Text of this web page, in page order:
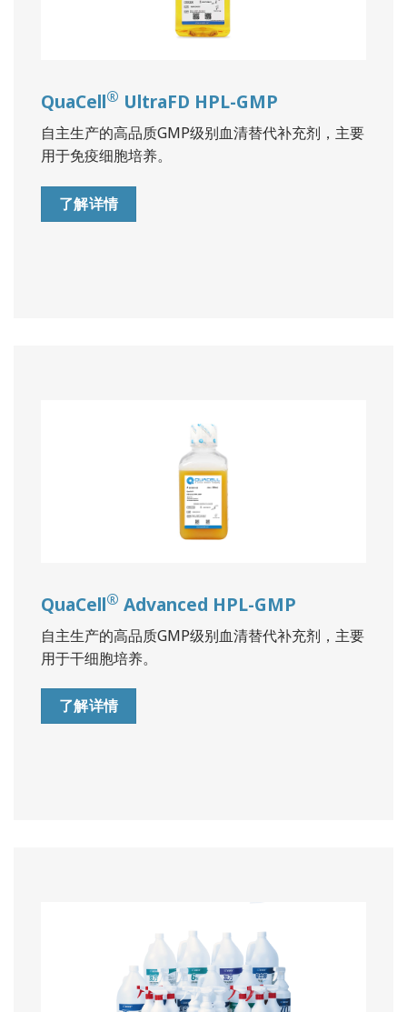
QuaCell® UltraFD HPL-GMP
自主生产的高品质GMP级别血清替代补充剂，主要
用于免疫细胞培养。
了解详情
QuaCell® Advanced HPL-GMP
自主生产的高品质GMP级别血清替代补充剂，主要
用于干细胞培养。
了解详情